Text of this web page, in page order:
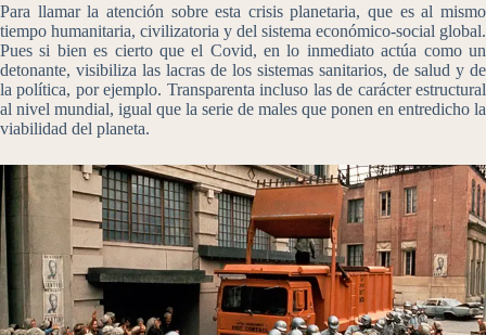
Para llamar la atención sobre esta crisis planetaria, que es al mismo
tiempo humanitaria, civilizatoria y del sistema económico-social global.
Pues si bien es cierto que el Covid, en lo inmediato actúa como un
detonante, visibiliza las lacras de los sistemas sanitarios, de salud y de
la política, por ejemplo. Transparenta incluso las de carácter estructural
al nivel mundial, igual que la serie de males que ponen en entredicho la
viabilidad del planeta.